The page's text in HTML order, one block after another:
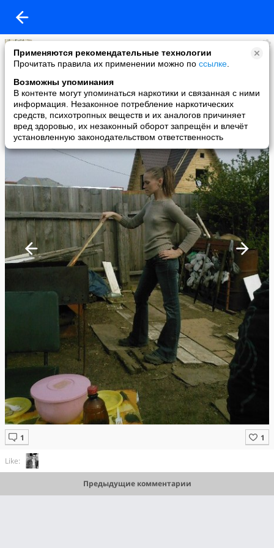
Применяются рекомендательные технологии
Прочитать правила их применении можно по ссылке
Возможны упоминания
В контенте могут упоминаться наркотики и связанная с ними
информация. Незаконное потребление наркотических
средств, психотропных веществ и их аналогов причиняет
вред здоровью, их незаконный оборот запрещён и влечёт
установленную законодательством ответственность
Алена Сорокина
added a photo
16 Dec в 13:30
Like:
Предыдущие комментарии